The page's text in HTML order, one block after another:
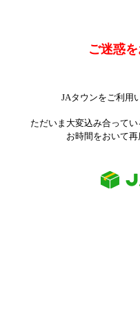
ご迷惑
JAタウンをご利用
ただいま大変込み合って
お時間をおいて